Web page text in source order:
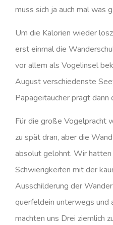
muss sich ja auch mal was
Um die Kalorien wieder
erst einmal die
vor allem als Vogelinsel
August verschiedenste
Papageitaucher prägt dann
Für die große Vogelpracht
zu spät dran, aber die
absolut gelohnt. Wir hatten
Schwierigkeiten mit der
Ausschilderung der
querfeldein unterwegs und
machten uns Drei ziemlich